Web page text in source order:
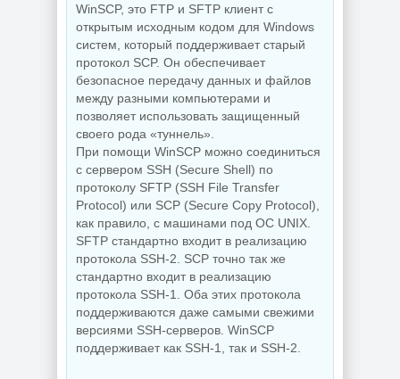
PDF редактор
UPDF 2.5.7.0
NEW
ON1 Effects
2026.5
Бэкап системы
Suite 5.9.2.1
NEW
Увеличение
изображений ON1
Resize AI 2026.5
20.5.0.19010
NEW
WinSCP, это FTP и SFTP клиент с
открытым исходным кодом для Windows
систем, который поддерживает старый
протокол SCP. Он обеспечивает
безопасное передачу данных и файлов
между разными компьютерами и
позволяет использовать защищенный
своего рода «туннель».
При помощи WinSCP можно соединиться
с сервером SSH (Secure Shell) по
протоколу SFTP (SSH File Transfer
Protocol) или SCP (Secure Copy Protocol),
как правило, с машинами под ОС UNIX.
SFTP стандартно входит в реализацию
протокола SSH-2. SCP точно так же
стандартно входит в реализацию
протокола SSH-1. Оба этих протокола
поддерживаются даже самыми свежими
версиями SSH-серверов. WinSCP
поддерживает как SSH-1, так и SSH-2.